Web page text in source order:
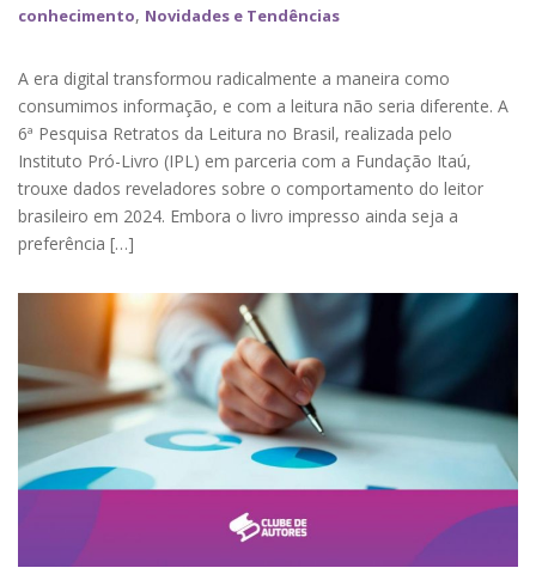
conhecimento, Novidades e Tendências
A era digital transformou radicalmente a maneira como
consumimos informação, e com a leitura não seria diferente. A
6ª Pesquisa Retratos da Leitura no Brasil, realizada pelo
Instituto Pró-Livro (IPL) em parceria com a Fundação Itaú,
trouxe dados reveladores sobre o comportamento do leitor
brasileiro em 2024. Embora o livro impresso ainda seja a
preferência […]